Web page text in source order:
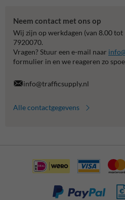
Neem contact met ons op
Wij zijn op werkdagen (van 8.00
7920070.
Vragen? Stuur een e-mail naar
formulier in en we reageren zo
info@trafficsupply.nl
Alle contactgegevens